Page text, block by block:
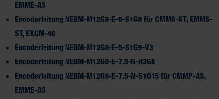
EMME-AS
Encoderleitung NEBM-M12G8-E-5-S1G9 für CMMS-ST, EMMS-
ST, EXCM-40
Encoderleitung NEBM-M12G8-E-5-S1G9-V3
Encoderleitung NEBM-M12G8-E-7.5-N-R3G8
Encoderleitung NEBM-M12G8-E-7.5-N-S1G15 für CMMP-AS,
EMME-AS